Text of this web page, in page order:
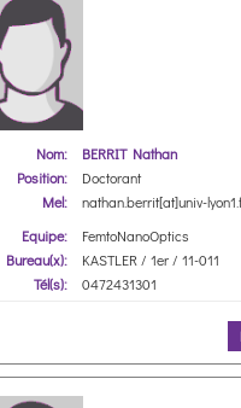
Nom:
BERRIT Nathan
Position:
Doctorant
Mel:
nathan.berrit[at]univ-
Equipe:
FemtoNanoOptics
Bureau(x):
KASTLER / 1er / 11-011
Tél(s):
0472431301